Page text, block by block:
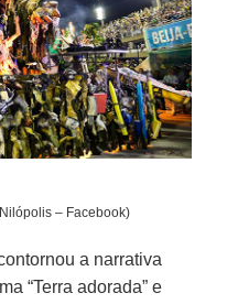
– Facebook)
a narrativa
“Terra adorada” e